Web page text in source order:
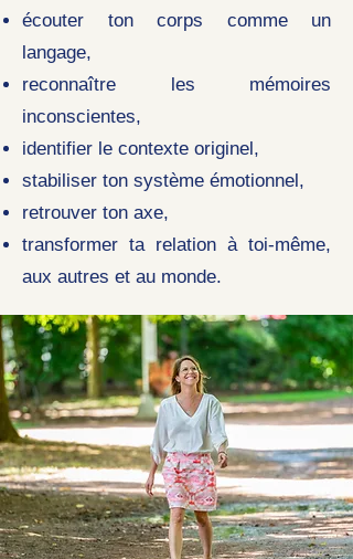
écouter ton corps comme un
langage,
reconnaître les mémoires
inconscientes,
identifier le contexte originel,
stabiliser ton système émotionnel,
retrouver ton axe,
transformer ta relation à toi-même,
aux autres et au monde.